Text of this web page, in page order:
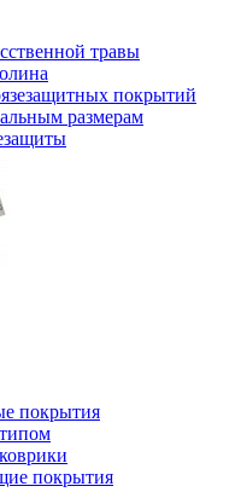
травы
покрытий
размерам
покрытия
покрытия